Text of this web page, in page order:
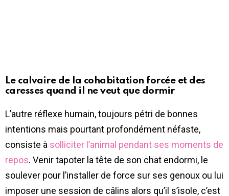
Le calvaire de la cohabitation forcée et des
caresses quand il ne veut que dormir
L’autre réflexe humain, toujours pétri de bonnes
intentions mais pourtant profondément néfaste,
consiste à solliciter l’animal pendant ses moments de
repos. Venir tapoter la tête de son chat endormi, le
soulever pour l’installer de force sur ses genoux ou lui
imposer une session de câlins alors qu’il s’isole, c’est